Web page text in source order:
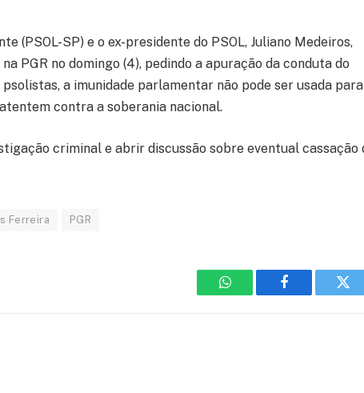
(PSOL-SP) e o ex-presidente do PSOL, Juliano Medeiros,
PGR no domingo (4), pedindo a apuração da conduta do
a imunidade parlamentar não pode ser usada para
contra a soberania nacional.
criminal e abrir discussão sobre eventual cassação
Ferreira PGR
WhatsAppFacebook